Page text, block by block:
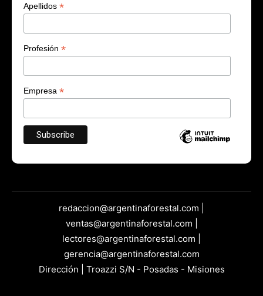
Apellidos *
Profesión *
Empresa *
redaccion@argentinaforestal.com |
ventas@argentinaforestal.com |
lectores@argentinaforestal.com |
gerencia@argentinaforestal.com
Dirección | Troazzi S/N - Posadas - Misiones